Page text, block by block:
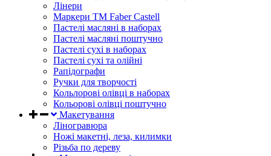
Лінери
Маркери TM Faber Castell
Пастелі масляні в наборах
Пастелі масляні поштучно
Пастелі сухі в наборах
Пастелі сухі та олійні
Рапідографи
Ручки для творчості
Кольлорові олівці в наборах
Кольорові олівці поштучно
Макетування
Ліногравюра
Ножі макетні, леза, килимки
Різьба по дереву